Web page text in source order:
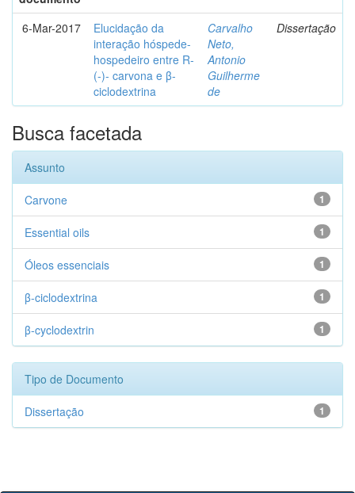
6-Mar-2017
Elucidação da
interação hóspede-
hospedeiro entre R-
(-)- carvona e β-
ciclodextrina
Carvalho
Neto,
Antonio
Guilherme
de
Dissertação
Busca facetada
Assunto
1
Carvone
1
Essential oils
1
Óleos essenciais
1
β-ciclodextrina
1
β-cyclodextrin
Tipo de Documento
1
Dissertação